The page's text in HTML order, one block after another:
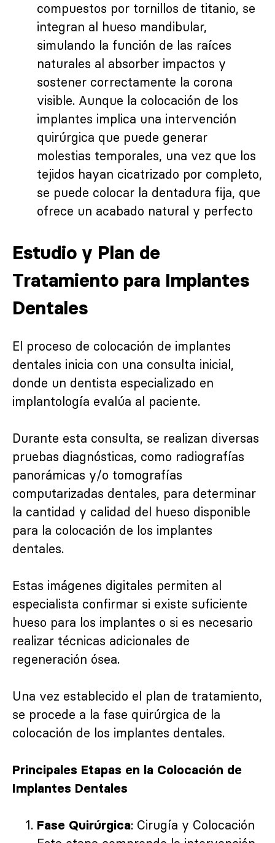
compuestos por tornillos de titanio, se
integran al hueso mandibular,
simulando la función de las raíces
naturales al absorber impactos y
sostener correctamente la corona
visible. Aunque la colocación de los
implantes implica una intervención
quirúrgica que puede generar
molestias temporales, una vez que los
tejidos hayan cicatrizado por completo,
se puede colocar la dentadura fija, que
ofrece un acabado natural y perfecto
Estudio y Plan de
Tratamiento para Implantes
Dentales
El proceso de colocación de implantes
dentales inicia con una consulta inicial,
donde un dentista especializado en
implantología evalúa al paciente.
Durante esta consulta, se realizan diversas
pruebas diagnósticas, como radiografías
panorámicas y/o tomografías
computarizadas dentales, para determinar
la cantidad y calidad del hueso disponible
para la colocación de los implantes
dentales.
Estas imágenes digitales permiten al
especialista confirmar si existe suficiente
hueso para los implantes o si es necesario
realizar técnicas adicionales de
regeneración ósea.
Una vez establecido el plan de tratamiento,
se procede a la fase quirúrgica de la
colocación de los implantes dentales.
Principales Etapas en la Colocación de
Implantes Dentales
Fase Quirúrgica: Cirugía y Colocación